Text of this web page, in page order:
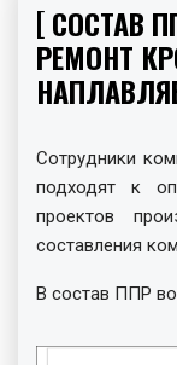
СОСТАВ
РЕМОНТ
Сотрудники
подходят к
проектов
составления
В состав ППР